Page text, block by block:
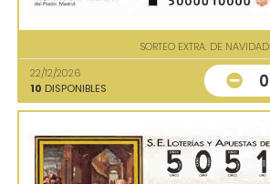
SORTEO EXTRA. DE NAVIDAD
22/12/2026
10 DISPONIBLES 0